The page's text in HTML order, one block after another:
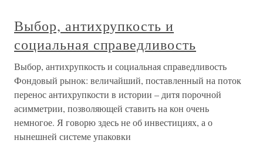
Выбор, антихрупкость и
социальная справедливость
Выбор, антихрупкость и социальная справедливость
Фондовый рынок: величайший, поставленный на поток
перенос антихрупкости в истории – дитя порочной
асимметрии, позволяющей ставить на кон очень
немногое. Я говорю здесь не об инвестициях, а о
нынешней системе упаковки